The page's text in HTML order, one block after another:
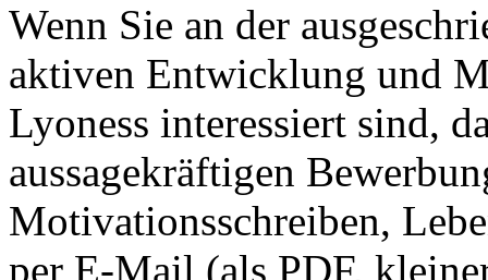
Wenn Sie an der
aktiven Entwicklung und
Lyoness interessiert sind,
aussagekräftigen
Motivationsschreiben,
per E-Mail (als PDF,